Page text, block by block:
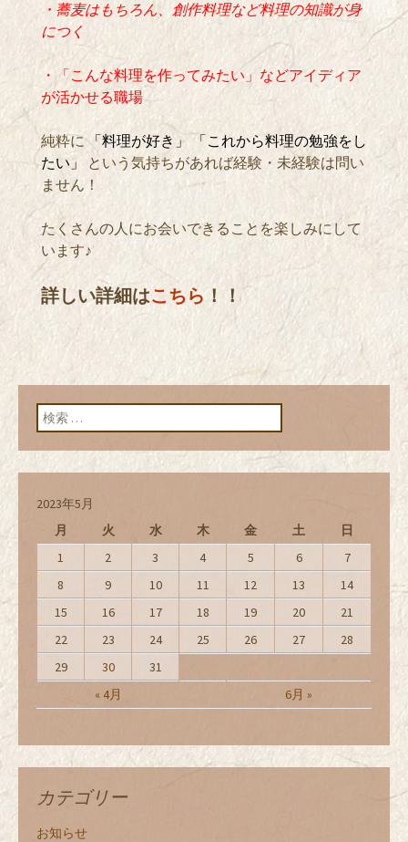
・蕎麦はもちろん、創作料理など料理の知識が身
につく
・「こんな料理を作ってみたい」などアイディア
が活かせる職場
純粋に「料理が好き」 「これから料理の勉強をし
たい」
という気持ちがあれば経験・未経験は問い
ません！
たくさんの人にお会いできることを楽しみにして
います♪
詳しい詳細はこちら ！！
検索:
2023年5月
月
火 水 木 金 土 日
« 4月 6月 »
1 2 3 4 5 6
7
8
9 10 11 12 13
14
15
16 17 18 19 20
21
22
23 24 25 26 27
28
29
30 31
カテゴリー
お知らせ